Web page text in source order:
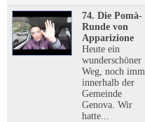
74. Die Pomà-
Runde von
Apparizione
Heute ein
wunderschöner
Weg, noch
innerhalb der
Gemeinde
Genova. Wir
hatte...